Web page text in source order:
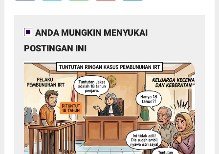
ANDA MUNGKIN MENYUKAI
POSTINGAN INI